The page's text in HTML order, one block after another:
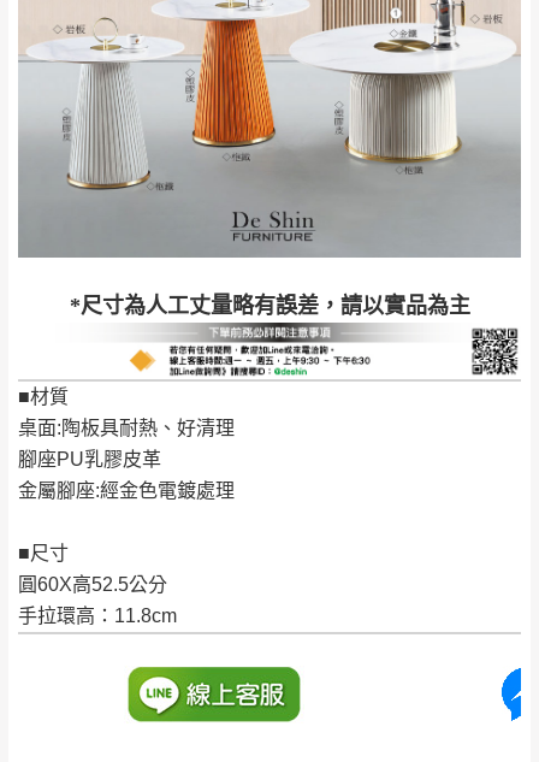
*尺寸為人工丈量略有誤差，請以實品為主
■材質
桌面:陶板具耐熱、好清理
腳座PU乳膠皮革
金屬腳座:經金色電鍍處理
■尺寸
圓60X高52.5公分
手拉環高：11.8cm
苗栗
運費
$ 9,000以下：
NT$500元
＊A108產品另收運費
卓蘭鎮、三灣、通
霄山區、西湖、泰
安鄉、大湖鄉、頭
屋、獅潭鄉
到貨時間：指定送貨日當天以電話聯絡確認
台北市、新北市地區固定每周(三)、(日)兩天收送貨
暫無配送地區 ： 彰化、南投、雲林、嘉義、台南、高
雄、屏東、宜蘭、 花蓮、台東、金門、馬祖、澎湖地區
（可於LINE線上詢問 →
加收說明
至百貨公司內部。
發票寄送：
若您選擇三聯式或索取兩聯式發票，發票將於商品
完成出貨15個工作天另行寄出，另外約加上2~7個
工作天內送達，如遇國定假日將順延寄送。
公司客服人員，我們將為您更換新品，運費
皆由本站負責，所有退回及換貨之商品必須
是全新狀態且完整包裝，床墊、床包、枕頭
包裝、廠商紙及所有附隨文件或資料之完整
性)，若未依照上述方式處理，恕無法接受退
貨。
際商品的顏色、質感稍有不同，如因此而需
退換貨，
訂購前請確認商品尺寸，大型物件因為人工
丈量，難免會有些許誤差值(約正負0.5CM)